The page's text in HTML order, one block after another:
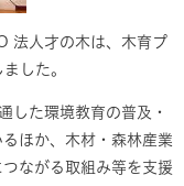
法人才の木は、木育プ
した。
した環境教育の普及・
ほか、木材・森林産業
ながる取組み等を支援